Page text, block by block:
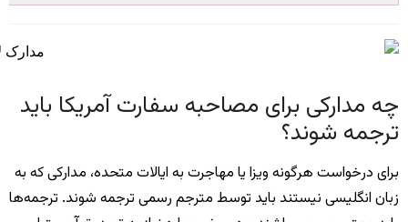
چه مدارکی برای مصاحبه سفارت آمریکا باید
ترجمه شوند؟
برای درخواست هرگونه ویزا یا مهاجرت به ایالات متحده، مدارکی که به
زبان انگلیسی نیستند باید توسط مترجم رسمی ترجمه شوند. ترجمه‌ها